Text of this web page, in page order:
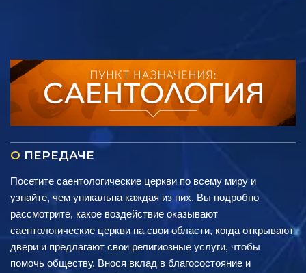
О ПЕРЕДАЧЕ
Посетите саентологические церкви по всему миру и
узнайте, чем уникальна каждая из них. Вы подробно
рассмотрите, какое воздействие оказывают
саентологические церкви на свои области, когда открывают
двери и предлагают свои религиозные услуги, чтобы
помочь обществу. Внося вклад в благосостояние и